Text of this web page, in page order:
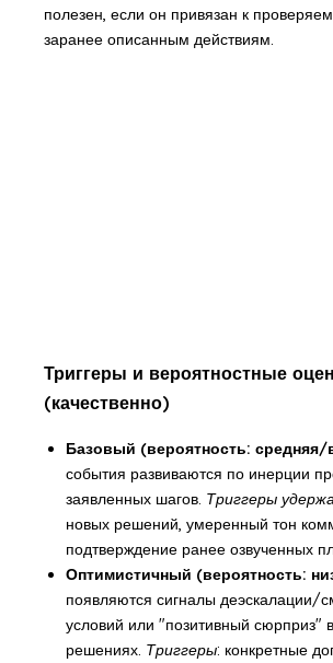
полезен, если он привязан к
заранее описанным действиям.
Триггеры и вероятностные
(качественно)
Базовый (вероятность: средняя/
события развиваются по инерции
заявленных шагов. Триггеры
новых решений, умеренный тон
подтверждение ранее озвученных
Оптимистичный (вероятность:
появляются сигналы деэскалации/
условий или "позитивный сюрприз"
решениях. Триггеры: конкретные